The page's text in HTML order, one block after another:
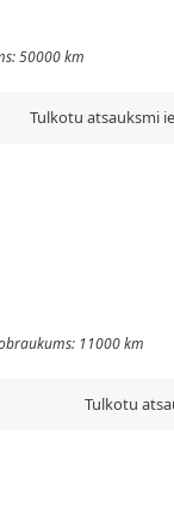
50000 km
Tulkotu atsauksmi
11000 km
Tulkotu